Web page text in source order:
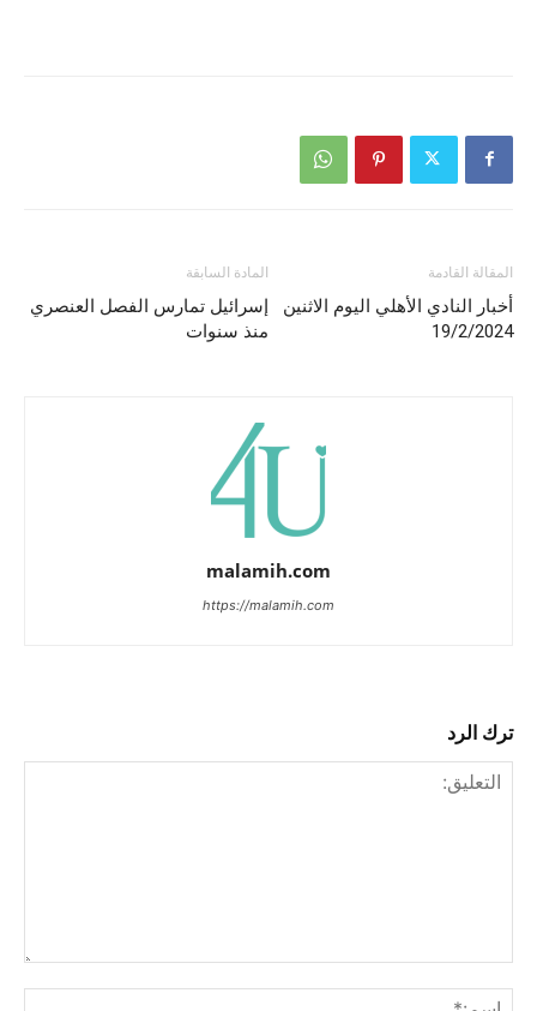
المادة السابقة
إسرائيل تمارس الفصل العنصري
منذ سنوات
المقالة القادمة
أخبار النادي الأهلي اليوم الاثنين
19/2/2024
malamih.com
https://malamih.com
ترك الرد